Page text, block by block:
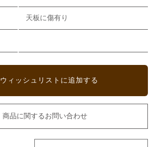
天板に傷有り
ウィッシュリストに追加する
商品に関するお問い合わせ